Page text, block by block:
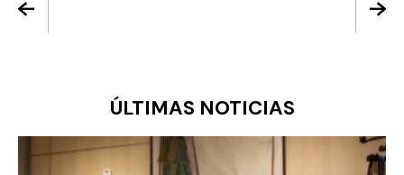
ÚLTIMAS NOTICIAS